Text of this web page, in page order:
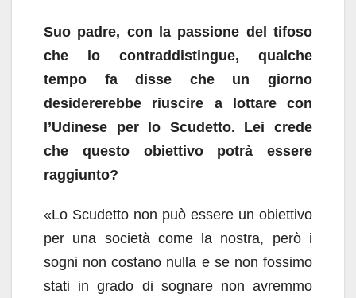
Suo padre, con la passione del tifoso
che lo contraddistingue, qualche
tempo fa disse che un giorno
desidererebbe riuscire a lottare con
l’Udinese per lo Scudetto. Lei crede
che questo obiettivo potrà essere
raggiunto?
«Lo Scudetto non può essere un obiettivo
per una società come la nostra, però i
sogni non costano nulla e se non fossimo
stati in grado di sognare non avremmo